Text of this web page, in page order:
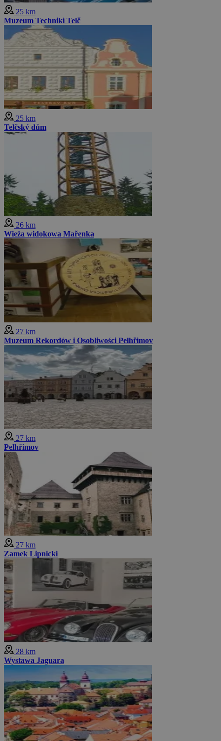
25 km
Muzeum Techniki Telč
25 km
Telčský dům
26 km
Wieża widokowa Mařenka
27 km
Muzeum Rekordów i Osobliwości Pelhřimov
27 km
Pelhřimov
27 km
Zamek Lipnicki
28 km
Wystawa Jaguara